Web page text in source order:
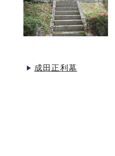
成田正利墓